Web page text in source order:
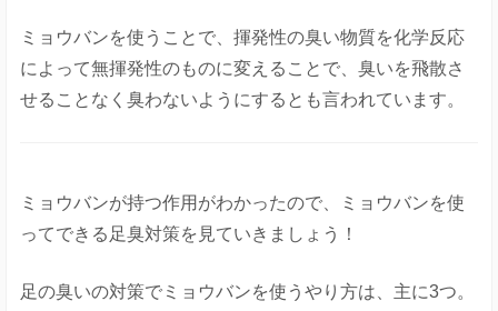
ミョウバンを使うことで、揮発性の臭い物質を化学反応
によって無揮発性のものに変えることで、臭いを飛散さ
せることなく臭わないようにするとも言われています。
ミョウバンが持つ作用がわかったので、ミョウバンを使
ってできる足臭対策を見ていきましょう！
足の臭いの対策でミョウバンを使うやり方は、主に3つ。